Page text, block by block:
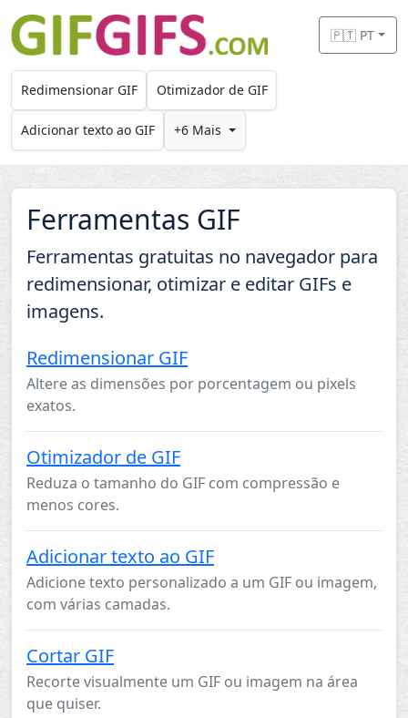
Skip to main content
🇵🇹 PT
Redimensionar GIF Otimizador de GIF
Adicionar texto ao GIF +6 Mais
Ferramentas GIF
Ferramentas gratuitas no navegador para
redimensionar, otimizar e editar GIFs e
imagens.
Redimensionar GIF
Altere as dimensões por porcentagem ou pixels
exatos.
Otimizador de GIF
Reduza o tamanho do GIF com compressão e
menos cores.
Adicionar texto ao GIF
Adicione texto personalizado a um GIF ou imagem,
com várias camadas.
Cortar GIF
Recorte visualmente um GIF ou imagem na área
que quiser.